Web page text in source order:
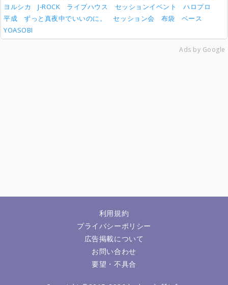
ヨルシカ
J-ROCK ライブハウス セッションイベント
ハロプロ
平成
ずっと真夜中でいいのに。 セッション会 布袋
ベース
YOASOBI
Ads by Google
利用規約
プライバシーポリシー
広告掲載について
お問い合わせ
要望・不具合